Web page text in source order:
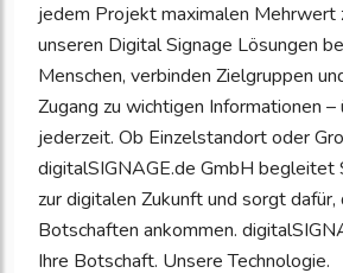
jedem Projekt maximalen Mehrwert
unseren Digital Signage Lösungen
Menschen, verbinden Zielgruppen
Zugang zu wichtigen Informationen –
jederzeit. Ob Einzelstandort oder
digitalSIGNAGE.de GmbH begleitet
zur digitalen Zukunft und sorgt dafür,
Botschaften ankommen.
Ihre Botschaft. Unsere Technologie.